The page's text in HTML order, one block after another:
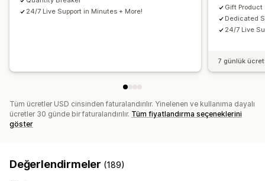
24/7 Live Support in Minutes + More!
Gift Product
Dedicated
24/7 Live
7 günlük
Tüm ücretler USD cinsinden faturalandırılır. Yinelenen ve kullanıma dayalı
ücretler 30 günde bir faturalandırılır. Tüm fiyatlandırma seçeneklerini
göster
Değerlendirmeler (189)